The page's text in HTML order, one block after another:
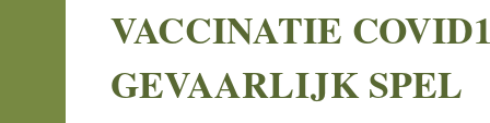
VACCINATIE
GEVAARLIJK SPEL